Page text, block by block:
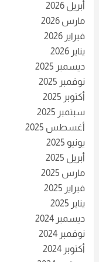
أبريل 2026
مارس 2026
فبراير 2026
يناير 2026
ديسمبر 2025
نوفمبر 2025
أكتوبر 2025
سبتمبر 2025
أغسطس 2025
يونيو 2025
أبريل 2025
مارس 2025
فبراير 2025
يناير 2025
ديسمبر 2024
نوفمبر 2024
أكتوبر 2024